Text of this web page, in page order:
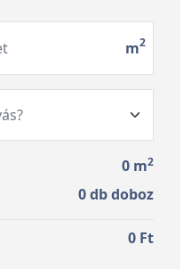
m2
0 m2
0db doboz
0 Ft